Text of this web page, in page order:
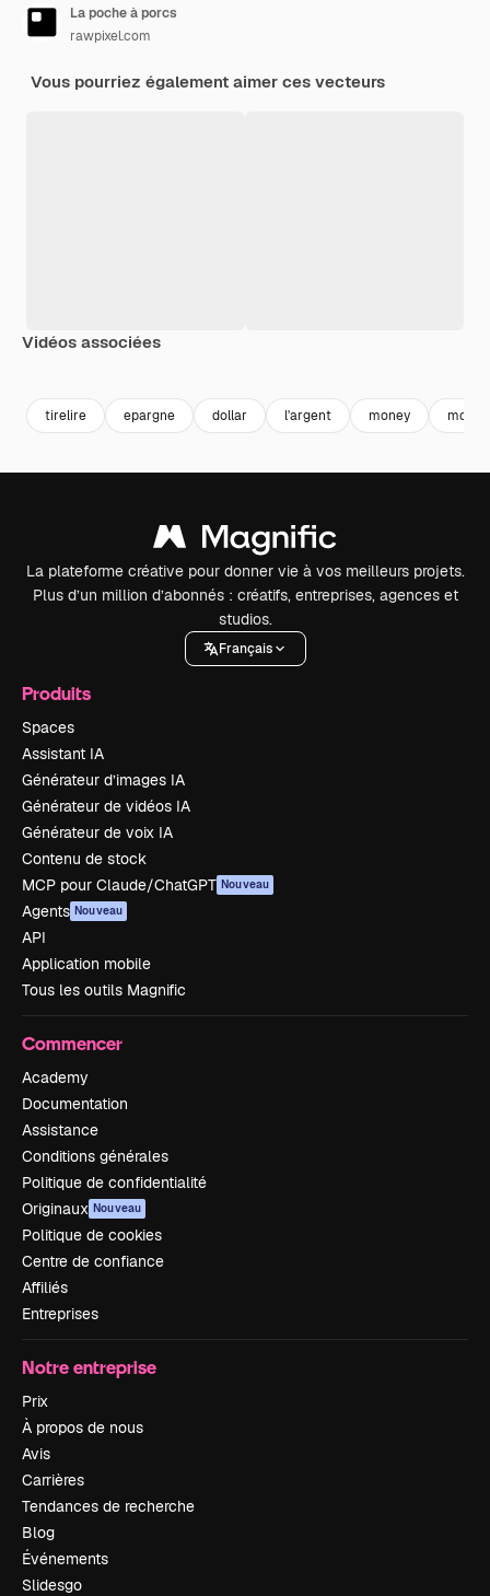
La poche à porcs
rawpixel.com
Vous pourriez également aimer ces vecteurs
Vidéos associées
tirelire epargne dollar l'argent money
La plateforme créative pour donner vie à vos meilleurs projets.
Plus d’un million d’abonnés : créatifs, entreprises, agences et
studios.
Français
Produits
Spaces
Assistant IA
Générateur d’images IA
Générateur de vidéos IA
Générateur de voix IA
Contenu de stock
MCP pour Claude/ChatGPT Nouveau
Agents Nouveau
API
Application mobile
Tous les outils Magnific
Commencer
Academy
Documentation
Assistance
Conditions générales
Politique de confidentialité
Originaux Nouveau
Politique de cookies
Centre de confiance
Affiliés
Entreprises
Notre entreprise
Prix
À propos de nous
Avis
Carrières
Tendances de recherche
Blog
Événements
Slidesgo